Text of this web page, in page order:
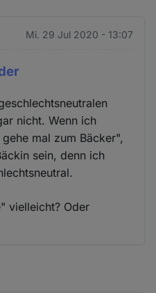
Mi. 29 Jul 2020 - 13:07
nicht. Wenn ich
mal zum Bäcker",
sein, denn ich
vielleicht? Oder